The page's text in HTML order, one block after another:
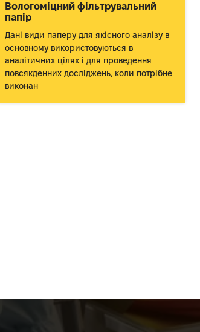
Вологоміцний фільтрувальний
папір
Дані види паперу для якісного аналізу в
основному використовуються в
аналітичних цілях і для проведення
повсякденних досліджень, коли потрібне
виконан